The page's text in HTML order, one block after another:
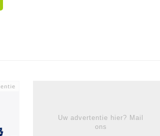
Uw advertentie hier? Mail
ons